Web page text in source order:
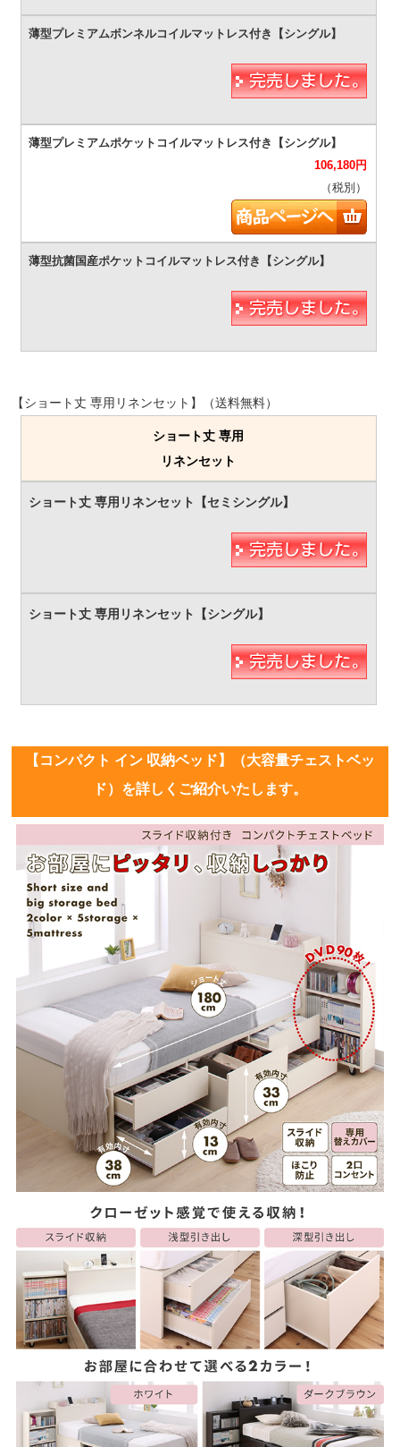
106,180円
（税別）
【ショート丈 専用リネンセット】（送料無料）
ショート丈 専用
リネンセット
【コンパクト イン 収納ベッド】（大容量チェストベッ
ド）を詳しくご紹介いたします。